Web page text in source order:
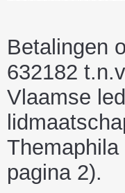
Betalingen
632182
Vlaamse
pagina 2).